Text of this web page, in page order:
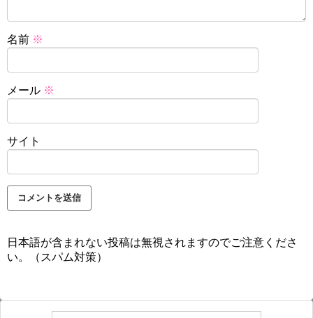
名前 ※
メール ※
サイト
日本語が含まれない投稿は無視されますのでご注意くださ
い。（スパム対策）